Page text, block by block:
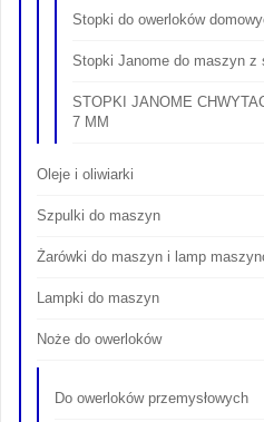
Stopki do owerloków
Stopki Janome do maszyn z
STOPKI JANOME
7 MM
Oleje i oliwiarki
Szpulki do maszyn
Żarówki do maszyn i lamp
Lampki do maszyn
Noże do owerloków
Do owerloków przemysłowych